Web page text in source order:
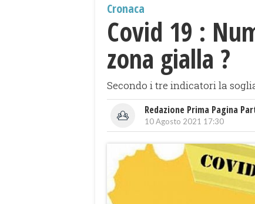
Cronaca
Covid 19 :
zona gialla ?
Secondo i tre indicatori la
Redazione Prima Pagina
10 Agosto 2021 17:30